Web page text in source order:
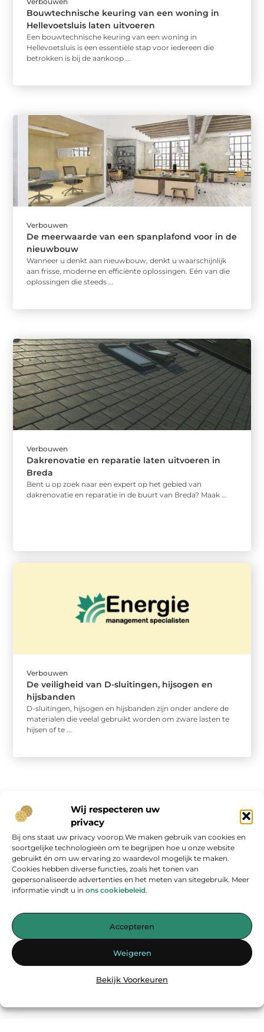
Wij respecteren uw
privacy
Bij ons staat uw privacy voorop.We maken gebruik van cookies en
soortgelijke technologieën om te begrijpen hoe u onze website
gebruikt én om uw ervaring zo waardevol mogelijk te maken.
Cookies hebben diverse functies, zoals het tonen van
gepersonaliseerde advertenties en het meten van sitegebruik. Meer
informatie vindt u in ons cookiebeleid.
Accepteren
Weigeren
Bekijk Voorkeuren
Bouwtechnische keuring van een woning in
Hellevoetsluis laten uitvoeren
Een bouwtechnische keuring van een woning in
Hellevoetsluis is een essentiële stap voor iedereen die
betrokken is bij de aankoop ...
Verbouwen
De meerwaarde van een spanplafond voor in de
nieuwbouw
Wanneer u denkt aan nieuwbouw, denkt u waarschijnlijk
aan frisse, moderne en efficiënte oplossingen. Eén van die
oplossingen die steeds ...
Verbouwen
Dakrenovatie en reparatie laten uitvoeren in
Breda
Bent u op zoek naar een expert op het gebied van
dakrenovatie en reparatie in de buurt van Breda? Maak ...
Verbouwen
De veiligheid van D-sluitingen, hijsogen en
hijsbanden
D-sluitingen, hijsogen en hijsbanden zijn onder andere de
materialen die veelal gebruikt worden om zware lasten te
hijsen of te ...
Jouw bron voor inspirerende blogs en waardevolle inzichten
Begin vandaag nog met ontdekken op
Onze informatie